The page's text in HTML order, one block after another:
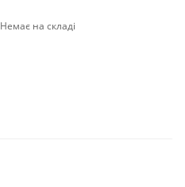
Немає на складі